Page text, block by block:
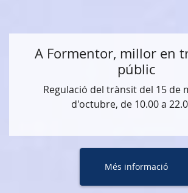
A Formentor, millor en
públic
Regulació del trànsit del 15 de
d'octubre, de 10.00 a
Més informació